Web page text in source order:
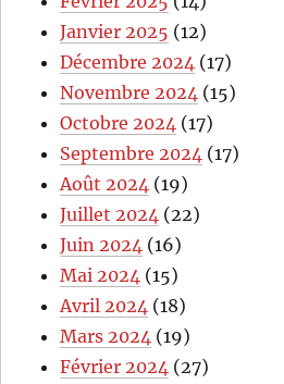
Janvier 2025 (12)
Décembre 2024 (17)
Novembre 2024 (15)
Octobre 2024 (17)
Septembre 2024 (17)
Août 2024 (19)
Juillet 2024 (22)
Juin 2024 (16)
Mai 2024 (15)
Avril 2024 (18)
Mars 2024 (19)
Février 2024 (27)